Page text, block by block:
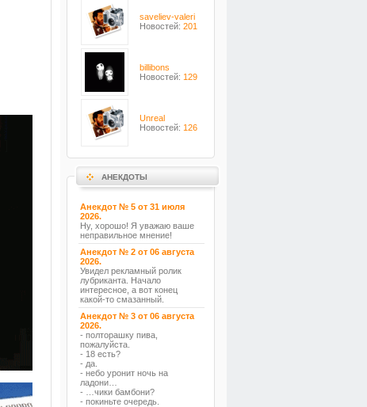
saveliev-valeri
Новостей: 201
billibons
Новостей: 129
Unreal
Новостей: 126
АНЕКДОТЫ
Анекдот № 5 от 31 июля
2026.
Ну, хорошо! Я уважаю ваше
неправильное мнение!
Анекдот № 2 от 06 августа
2026.
Увидел рекламный ролик
лубриканта. Начало
интересное, а вот конец
какой-то смазанный.
Анекдот № 3 от 06 августа
2026.
- полторашку пива,
пожалуйста.
- 18 есть?
- да.
- небо уронит ночь на
ладони…
- …чики бамбони?
- покиньте очередь.